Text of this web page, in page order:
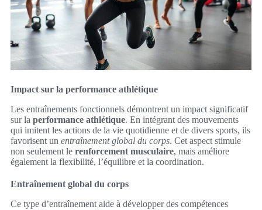
Impact sur la performance athlétique
Les entraînements fonctionnels démontrent un impact significatif
sur la performance athlétique. En intégrant des mouvements
qui imitent les actions de la vie quotidienne et de divers sports, ils
favorisent un entraînement global du corps. Cet aspect stimule
non seulement le renforcement musculaire, mais améliore
également la flexibilité, l’équilibre et la coordination.
Entraînement global du corps
Ce type d’entraînement aide à développer des compétences